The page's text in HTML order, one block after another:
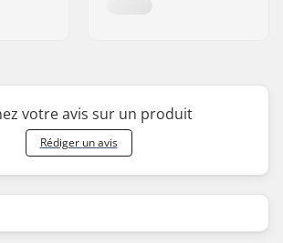
votre avis sur un produit
Rédiger un avis